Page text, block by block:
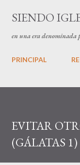
SIENDO
en una era denominada
PRINCIPAL
EVITAR
(GÁLATAS 1)